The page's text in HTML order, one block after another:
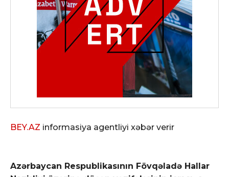
BEY.AZ informasiya agentliyi xəbər verir
Azərbaycan Respublikasının Fövqəladə Hallar